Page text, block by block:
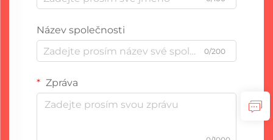
Název společnosti
0/200
Zpráva